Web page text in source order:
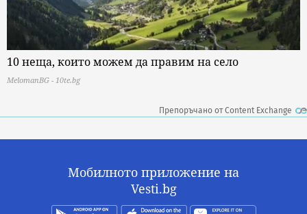
10 неща, които можем да правим на село
MelomanBG - 10te.bg
Препоръчано от Content Exchange
Мобилното приложение на
Vesti.bg